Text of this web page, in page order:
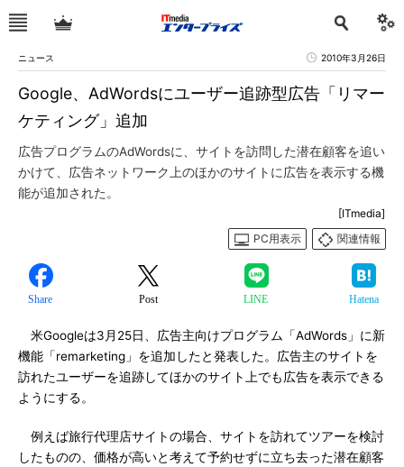
ニュース 2010年3月26日
Google、AdWordsにユーザー追跡型広告「リマー
ケティング」追加
広告プログラムのAdWordsに、サイトを訪問した潜在顧客を追い
かけて、広告ネットワーク上のほかのサイトに広告を表示する機
能が追加された。
[ITmedia]
PC用表示
関連情報
Share Post LINE Hatena
米Googleは3月25日、広告主向けプログラム「AdWords」に新
機能「remarketing」を追加したと発表した。広告主のサイトを
訪れたユーザーを追跡してほかのサイト上でも広告を表示できる
ようにする。
例えば旅行代理店サイトの場合、サイトを訪れてツアーを検討
したものの、価格が高いと考えて予約せずに立ち去った潜在顧客